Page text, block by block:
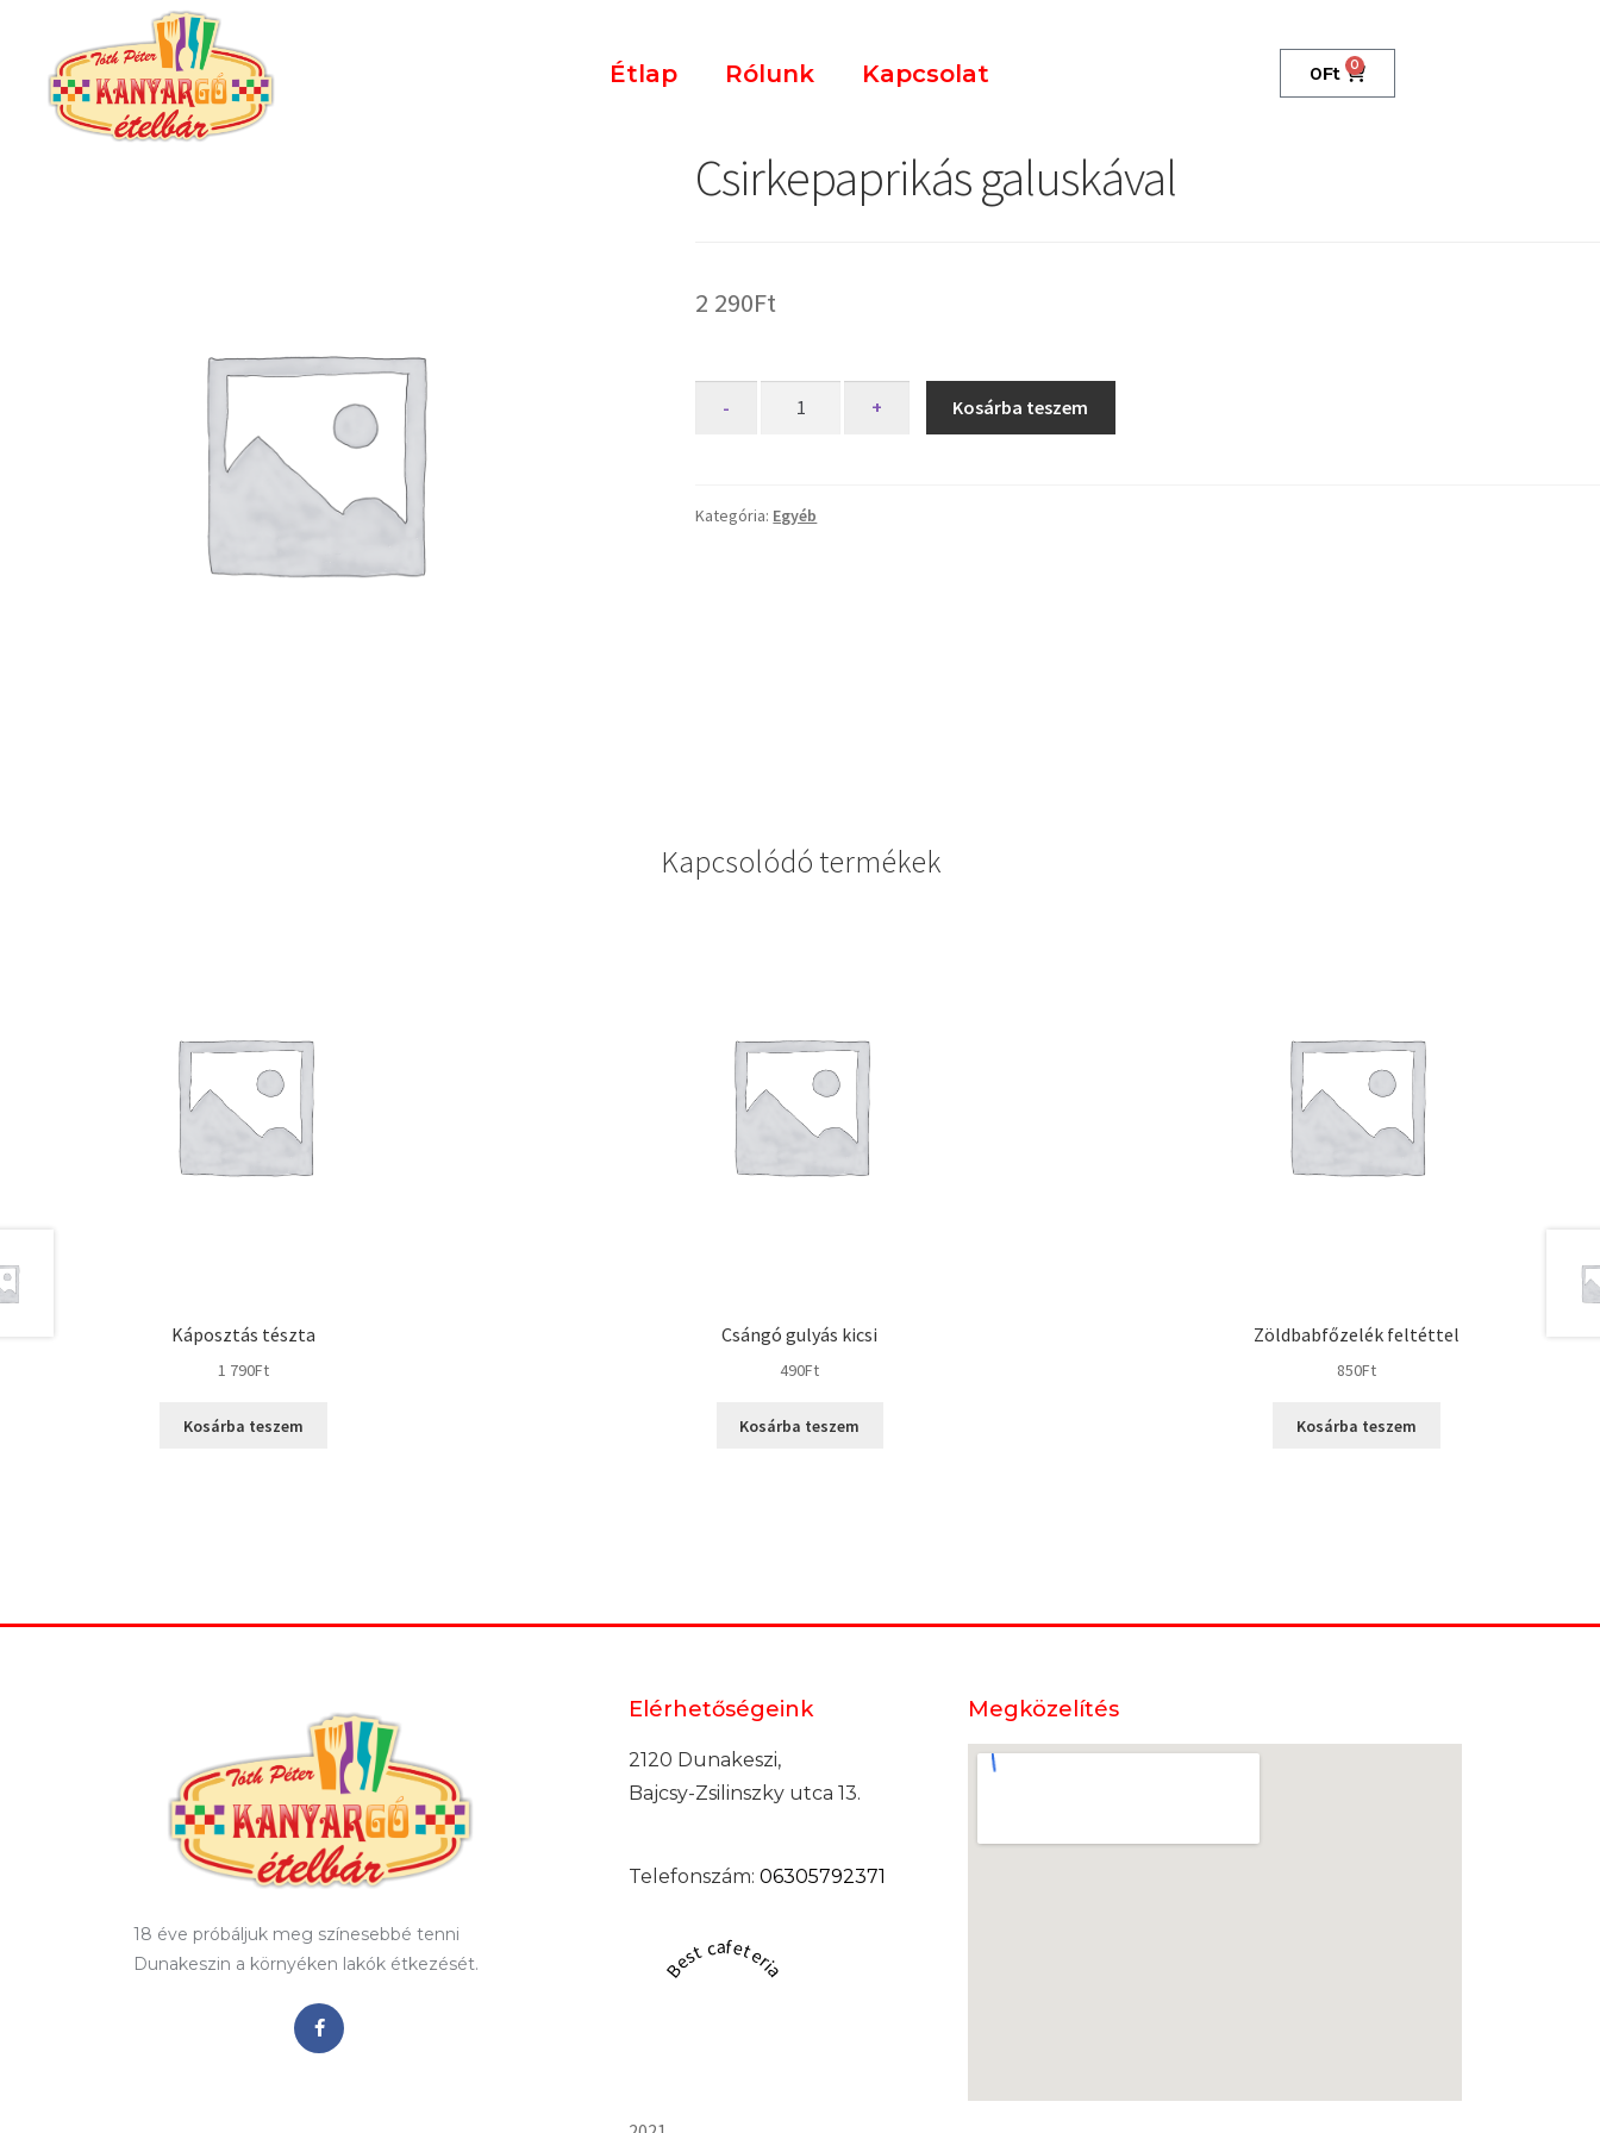
Étlap Rólunk Kapcsolat 0Ft 0
Csirkepaprikás galuskával
2 290Ft
- + Kosárba teszem
Kategória: Egyéb
Kapcsolódó termékek
Káposztás tészta
1 790Ft
Kosárba teszem
Csángó gulyás kicsi
490Ft
Kosárba teszem
Zöldbabfőzelék feltéttel
850Ft
Kosárba teszem
18 éve próbáljuk meg színesebbé tenni
Dunakeszin a környéken lakók étkezését.
Elérhetőségeink
2120 Dunakeszi,
Bajcsy-Zsilinszky utca 13.
Telefonszám: 06305792371
Best cafeteria
Megközelítés